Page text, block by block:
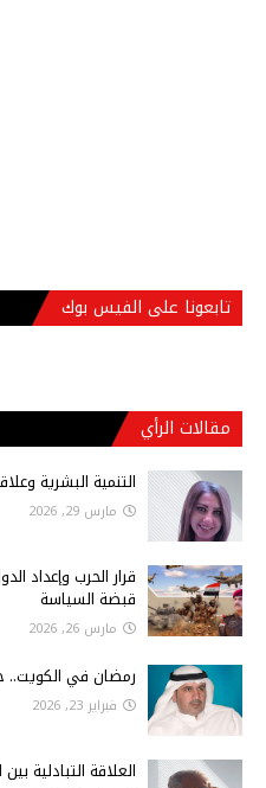
تابعونا على الفيس بوك
مقالات الرأي
التنمية البشرية
مارس 29, 2026
قرار الحرب وإعداد
قبضة السياسة
مارس 26, 2026
رمضان في الكويت..
فبراير 23, 2026
العلاقة التبادلية